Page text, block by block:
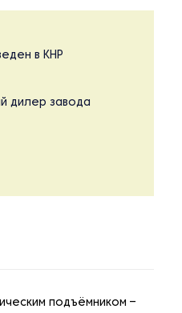
в КНР
дилер завода
подъёмником –